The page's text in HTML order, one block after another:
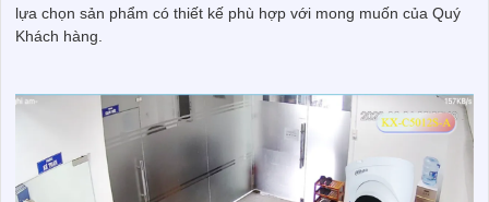
lựa chọn sản phẩm có thiết kế phù hợp với mong muốn của Quý
Khách hàng.